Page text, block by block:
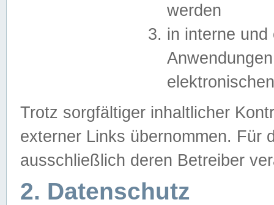
werden
in interne
Trotz sorgfältiger inhaltlicher
externer Links übernommen. Für
ausschließlich deren Betreiber
2. Datenschutz